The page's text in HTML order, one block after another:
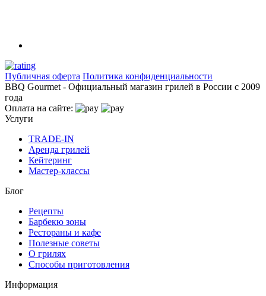
Публичная оферта Политика конфиденциальности
BBQ Gourmet - Официальный магазин грилей в России с 2009
года
Оплата на сайте:
Услуги
TRADE-IN
Аренда грилей
Кейтеринг
Мастер-классы
Блог
Рецепты
Барбекю зоны
Рестораны и кафе
Полезные советы
О грилях
Способы приготовления
Информация